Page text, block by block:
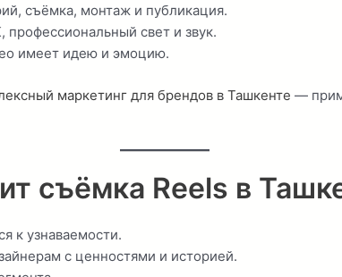
съёмка, монтаж и публикация.
профессиональный свет и звук.
имеет идею и эмоцию.
маркетинг для брендов в Ташкенте —
съёмка Reels в
к узнаваемости.
с ценностями и историей.